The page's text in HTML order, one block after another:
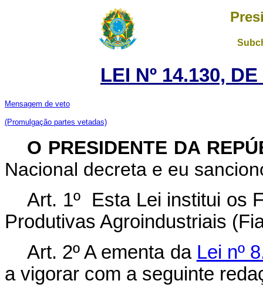
LEI Nº 14.130,
Mensagem de veto
(Promulgação partes vetadas)
O PRESIDENTE DA
Nacional decreta e eu
Art. 1º Esta Lei institui os
Produtivas Agroindustriais
Art. 2º A ementa da Lei nº
a vigorar com a seguinte